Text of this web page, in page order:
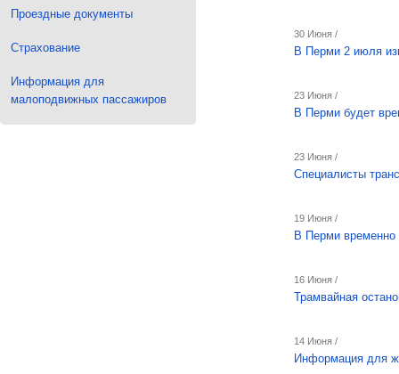
Проездные документы
Страхование
Информация для
малоподвижных пассажиров
30 Июня /
В Перми 2 июля
23 Июня /
В Перми будет
23 Июня /
Специалисты
19 Июня /
В Перми временно
16 Июня /
Трамвайная
14 Июня /
Информация для